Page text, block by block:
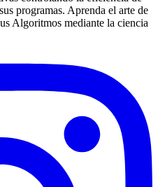
programas. Aprenda el arte de
Algoritmos mediante la ciencia